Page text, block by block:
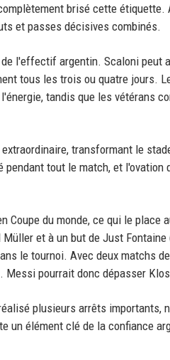
brisé cette
et passes décisives combinés.
l'effectif argentin. Scaloni peut
tous les trois ou quatre jours.
tandis que les vétérans
transformant le
tout le match, et
du monde, ce qui le place
et à un but de Just
le tournoi. Avec deux matchs
pourrait donc dépasser
plusieurs arrêts importants,
un élément clé de la confiance